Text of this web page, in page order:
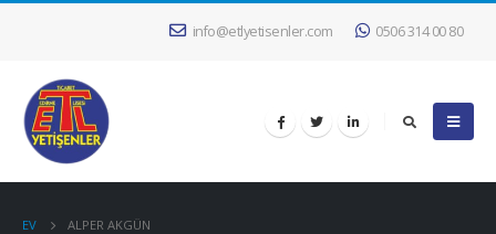
info@etlyetisenler.com 0506 314 00 80
EV ALPER AKGÜN